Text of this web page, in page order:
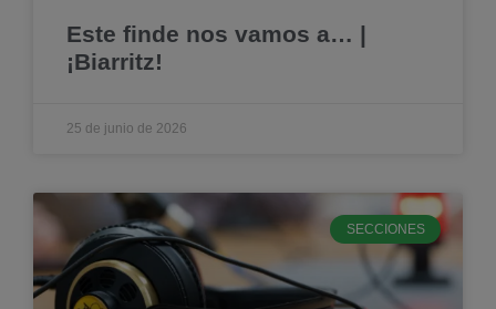
Este finde nos vamos a… |
¡Biarritz!
25 de junio de 2026
SECCIONES